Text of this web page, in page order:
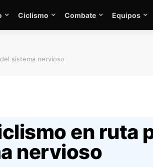
Ciclismo Combate Equipos
sistema nervioso
en ruta
nervioso